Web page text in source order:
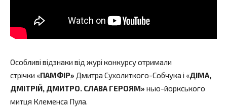
Особливі відзнаки від журі конкурсу отримали
стрічки «ПАМФІР» Дмитра Сухолиткого-Собчука і «ДІМА,
ДМІТРІЙ, ДМИТРО. СЛАВА ГЕРОЯМ» нью-йоркського
митця Клеменса Пула.